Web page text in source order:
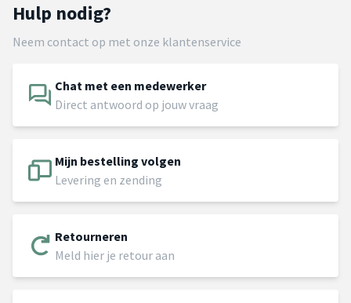
Hulp nodig?
Neem contact op met onze klantenservice
Chat met een medewerker
Direct antwoord op jouw vraag
Mijn bestelling volgen
Levering en zending
Retourneren
Meld hier je retour aan